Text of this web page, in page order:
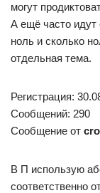
могут
А ещё часто идут
ноль и сколько
отдельная тема.
Регистрация:
Сообщений: 290
Сообщение от
В П использую
соответственно